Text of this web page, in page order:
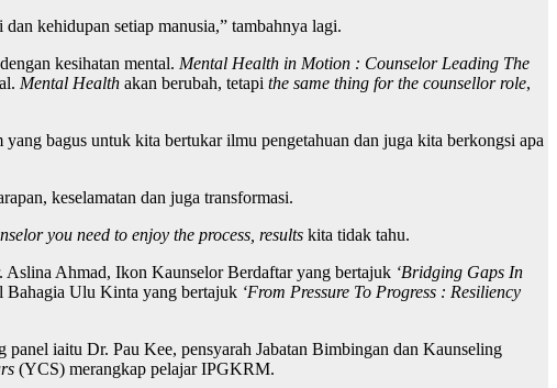
kehidupan setiap manusia,” tambahnya lagi.
kesihatan mental. Mental Health in Motion : Counselor Leading The
Mental Health akan berubah, tetapi the same thing for the counsellor role,
bagus untuk kita bertukar ilmu pengetahuan dan juga kita berkongsi apa
keselamatan dan juga transformasi.
you need to enjoy the process, results kita tidak tahu.
Aslina Ahmad, Ikon Kaunselor Berdaftar yang bertajuk ‘Bridging Gaps In
Bahagia Ulu Kinta yang bertajuk ‘From Pressure To Progress : Resiliency
panel iaitu Dr. Pau Kee, pensyarah Jabatan Bimbingan dan Kaunseling
(YCS) merangkap pelajar IPGKRM.